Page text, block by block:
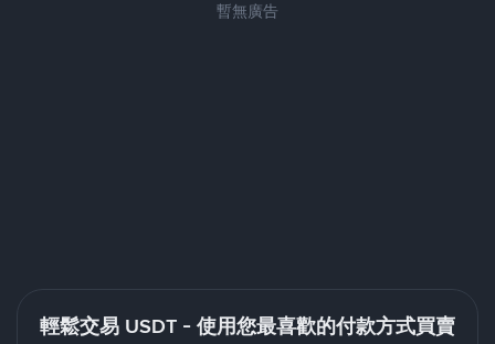
暫無廣告
輕鬆交易 USDT - 使用您最喜歡的付款方式買賣